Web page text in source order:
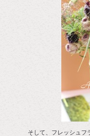
そして、フレッシュフ